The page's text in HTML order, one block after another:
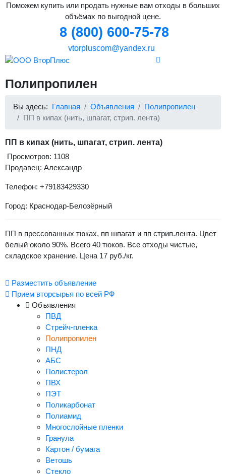
Поможем купить или продать нужные вам отходы в больших
объёмах по выгодной цене.
8 (800) 600-75-78
vtorpluscom@yandex.ru
Полипропилен
Вы здесь: Главная Объявления
Полипропилен
ПП в кипах (нить, шпагат, стрип. лента)
ПП в кипах (нить, шпагат, стрип. лента)
Просмотров: 1108
Продавец: Александр
Телефон: +79183429330
Город: Краснодар-Белозёрный
ПП в прессованных тюках, пп шпагат и пп стрип.лента. Цвет
белый около 90%. Всего 40 тюков. Все отходы чистые,
складское хранение. Цена 17 руб./кг.
Разместить объявление
Прием вторсырья по всей РФ
Объявления
ПВД
Стрейч-пленка
Полипропилен
ПНД
АБС
Полистерол
ПВХ
ПЭТ
Поликарбонат
Полиамид
Многослойные пленки
Гранула
Картон / бумага
Ветошь
Стекло